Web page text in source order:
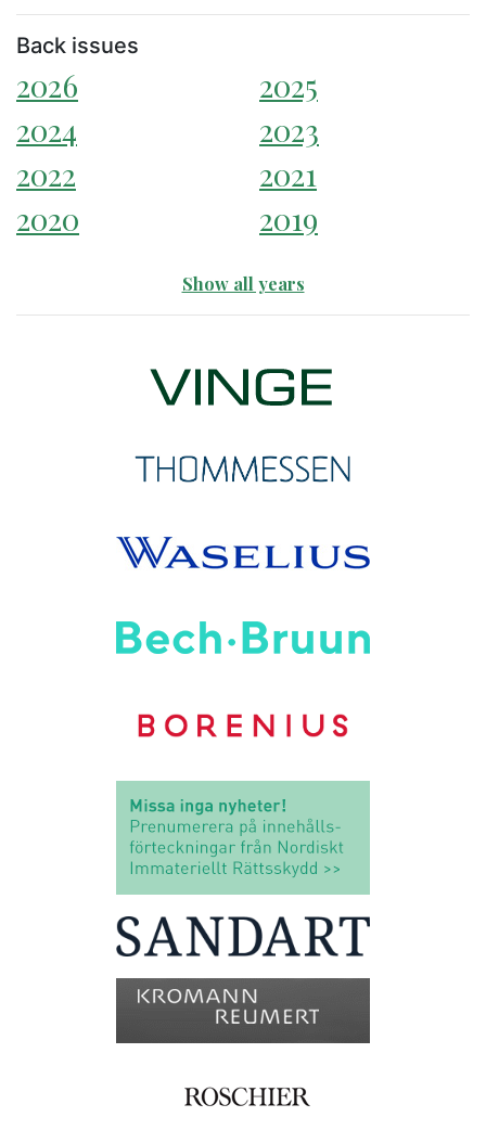
Back issues
2026
2025
2024
2023
2022
2021
2020
2019
Show all years